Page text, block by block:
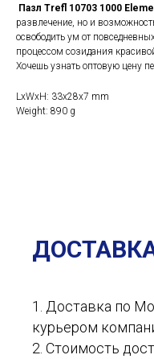
Пазл Trefl 10703 1000
развлечение, но и
освободить ум от
процессом созидания
Хочешь узнать оптовую цену
LxWxH: 33x28x7 mm
Weight: 890 g
1. Доставка по
курьером
2. Стоимость